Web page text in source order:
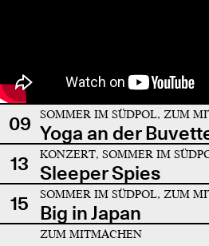
09 SOMMER IM SÜDPOL, ZUM
Yoga an der
13
KONZERT, SOMMER IM
Sleeper Spies
15
SOMMER IM SÜDPOL, ZUM
Big in Japan
ZUM MITMACHEN